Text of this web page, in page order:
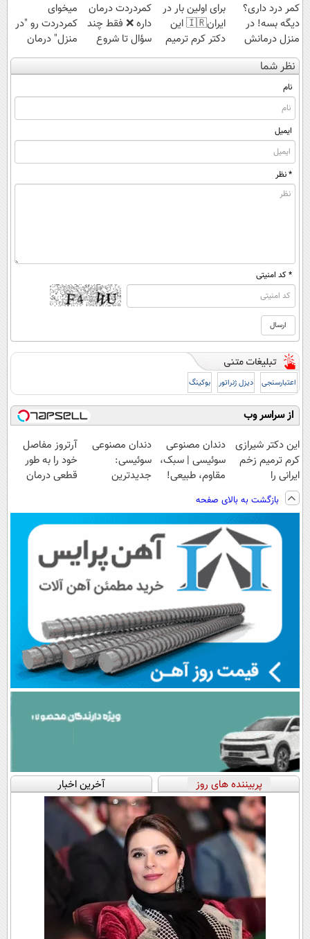
کمر درد داری؟
دیگه بسه! در
منزل درمانش
کن
(◀پرسش‌نامه)
برای اولین بار در
ایران🇮🇷 این
دکتر کرم ترمیم
کننده 23 روزه
ساخت!
‌کمردردت درمان
داره ❌ فقط چند
سؤال تا شروع
بهبودی فاصله‌
داری!
میخوای
کمردردت رو "در
منزل" درمان
کنی؟ (◂فیلم +
◂پرسش‌نامه)
نظر شما
نام
ایمیل
* نظر
* کد امنیتی
اعتبارسنجی دیزل ژنراتور بوکینگ
از سراسر وب
این دکتر شیرازی
کرم ترمیم زخم
ایرانی را
ساخت!!!
دندان مصنوعی
سوئیسی | سبک،
مقاوم، طبیعی!
رایگان+پرداخت
اقساطی😍
دندان مصنوعی
سوئیسی:
جدیدترین
پرداخت قسطی
آرتروز مفاصل
خود را به طور
قطعی درمان
بازگشت به بالای صفحه
پربیننده های روز آخرین اخبار